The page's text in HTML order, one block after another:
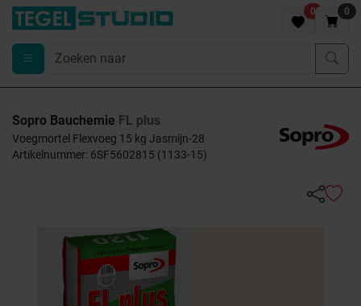
0 0
Sopro Bauchemie FL plus
Voegmortel Flexvoeg 15 kg Jasmijn-28
Artikelnummer: 6SF5602815 (1133-15)